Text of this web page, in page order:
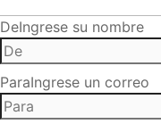
DeIngrese su nombre
ParaIngrese un correo